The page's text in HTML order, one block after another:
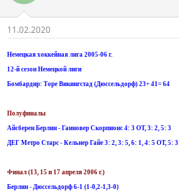
11.02.2020
Немецкая хоккейная лига 2005-06 г.
12-й сезон Немецкой лиги
Бомбардир: Торе Викингстад (Дюссельдорф) 23+ 41= 64
Полуфиналы
Айсберен Берлин - Ганновер Скорпионс 4: 3 ОТ, 3: 2, 5: 3
ДЕГ Метро Старс - Кельнер Гайе 3: 2, 3: 5, 6: 1, 4: 5 ОТ, 5: 3
Финал (13, 15 и 17 апреля 2006 г.)
Берлин - Дюссельдорф 6-1 (1-0,2-1,3-0)